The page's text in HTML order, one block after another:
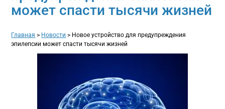
может спасти тысячи жизней
Главная > Новости > Новое устройство для предупреждения
эпилепсии может спасти тысячи жизней